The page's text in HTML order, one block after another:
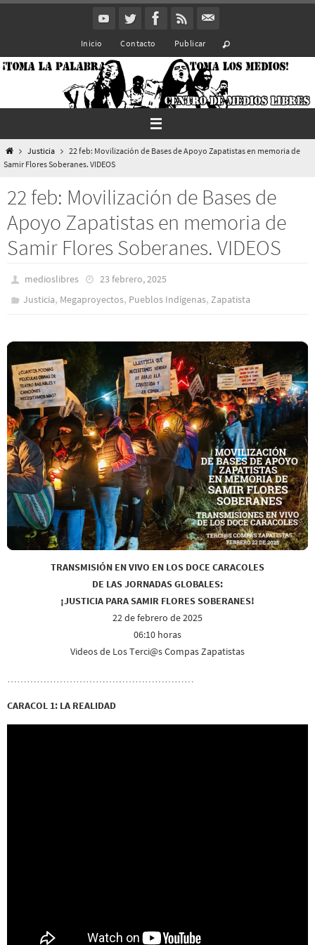
Inicio Contacto Publicar
InicioJusticia
22 feb: Movilización de Bases de Apoyo Zapatistas en memoria de
Samir Flores Soberanes. VIDEOS
22 feb: Movilización de Bases de
Apoyo Zapatistas en memoria de
Samir Flores Soberanes. VIDEOS
medioslibres
23 febrero, 2025
Justicia, Megaproyectos, Pueblos Indí­genas, Zapatista
TRANSMISIÓN EN VIVO EN LOS DOCE CARACOLES
DE LAS JORNADAS GLOBALES:
¡JUSTICIA PARA SAMIR FLORES SOBERANES!
22 de febrero de 2025
06:10 horas
Videos de Los Terci@s Compas Zapatistas
…………………………………………………
CARACOL 1: LA REALIDAD